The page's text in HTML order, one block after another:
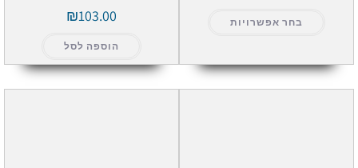
בחר אפשרויות ₪103.00
הוספה לסל